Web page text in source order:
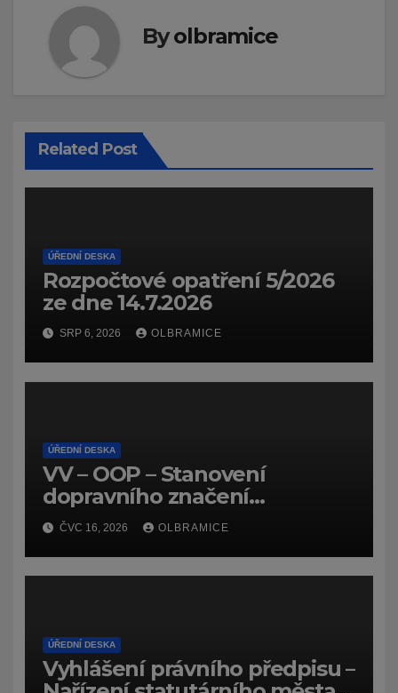
Byolbramice
Related Post
ÚŘEDNÍ DESKA
Rozpočtové opatření 5/2026
ze dne 14.7.2026
SRP 6, 2026 OLBRAMICE
ÚŘEDNÍ DESKA
VV – OOP – Stanovení
dopravního značení
(dočasného) č.
7159/26/Olbramice
ČVC 16, 2026 OLBRAMICE
ÚŘEDNÍ DESKA
Vyhlášení právního předpisu –